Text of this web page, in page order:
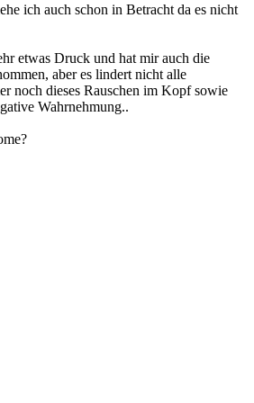
ich auch schon in Betracht da es nicht
etwas Druck und hat mir auch die
aber es lindert nicht alle
noch dieses Rauschen im Kopf sowie
Wahrnehmung..